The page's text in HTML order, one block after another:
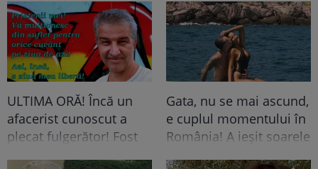
ULTIMA ORĂ! Încă un
afacerist cunoscut a
plecat fulgerător! Fost
Gata, nu se mai ascund,
e cuplul momentului în
România! A ieșit soarele